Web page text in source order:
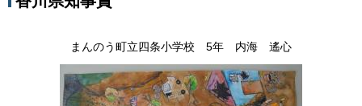
まんのう町立四条小学校 5年 内海 遙心